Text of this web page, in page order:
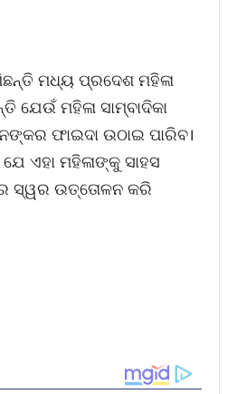
ମଧ୍ୟ ପ୍ରଦେଶ ମହିଳା
ଯେଉଁ ମହିଳା ସାମ୍ବାଦିକା
ଫାଇଦା ଉଠାଇ ପାରିବ।
ଏହା ମହିଳାଙ୍କୁ ସାହସ
ସ୍ୱର ଉତ୍ତୋଳନ କରି